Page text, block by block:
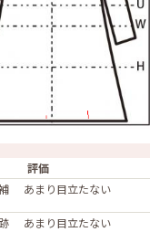
評価
あまり目立たない
あまり目立たない